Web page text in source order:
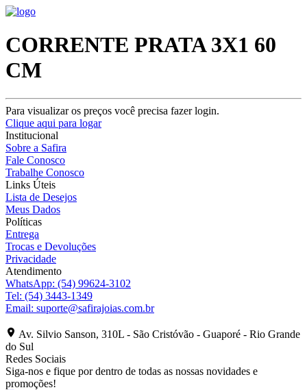
CORRENTE PRATA 3X1 60
CM
Para visualizar os preços você precisa fazer login.
Clique aqui para logar
Institucional
Sobre a Safira
Fale Conosco
Trabalhe Conosco
Links Úteis
Lista de Desejos
Meus Dados
Políticas
Entrega
Trocas e Devoluções
Privacidade
Atendimento
WhatsApp: (54) 99624-3102
Tel: (54) 3443-1349
Email: suporte@safirajoias.com.br
Av. Silvio Sanson, 310L - São Cristóvão - Guaporé - Rio Grande
do Sul
Redes Sociais
Siga-nos e fique por dentro de todas as nossas novidades e
promoções!